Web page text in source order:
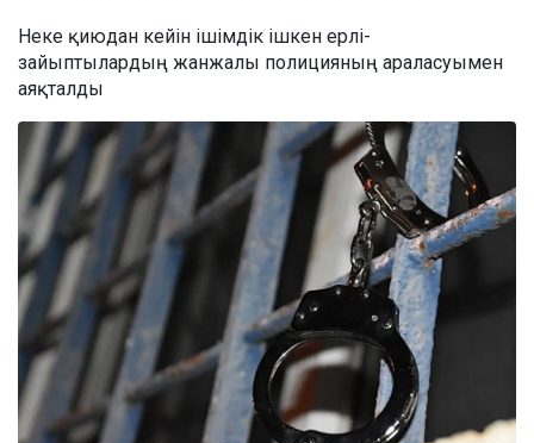
Неке қиюдан кейін ішімдік ішкен ерлі-
зайыптылардың жанжалы полицияның араласуымен
аяқталды